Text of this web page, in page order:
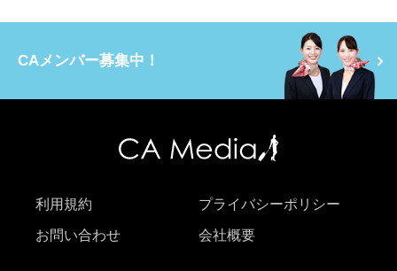
CAメンバー募集中！
利用規約 プライバシーポリシー
お問い合わせ 会社概要